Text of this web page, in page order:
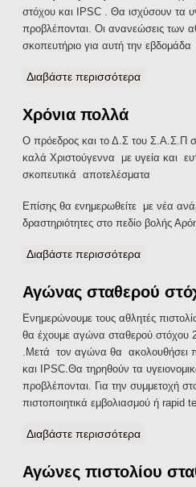
στόχου και IPSC . Θα ισχύσουν τα
προβλέπονται. Οι ανανεώσεις των
σκοπευτήριο για αυτή την εβδομάδα
Διαβάστε περισσότεραγια
Χρόνια πολλά
Ο πρόεδρος και το Δ.Σ του Σ.Α.Σ.Π
καλά Χριστούγεννα με υγεία και
σκοπευτικά αποτελέσματα
Επίσης θα ενημερωθείτε με νέα
δραστηριότητες στο πεδίο βολής
Διαβάστε περισσότεραγια Χρόνια
Αγώνας σταθερού
Ενημερώνουμε τους αθλητές
θα έχουμε αγώνα σταθερού στόχου
.Μετά τον αγώνα θα ακολουθήσει
και IPSC.Θα τηρηθούν τα
προβλέπονται. Για την συμμετοχή
πιστοποιητικά εμβολιασμού ή rapid
Διαβάστε περισσότεραγια
Αγώνες πιστολίου